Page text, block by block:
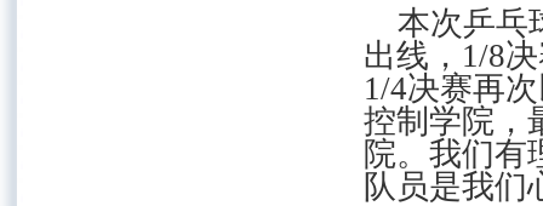
本次乒乓
出线， 1/8
1/4决赛再
控制学院，
院。我们有
队员是我们